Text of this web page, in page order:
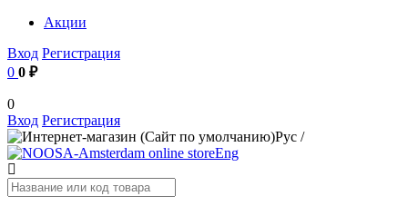
Акции
Вход Регистрация
0 0 ₽
0
Вход Регистрация
Рус /
Eng